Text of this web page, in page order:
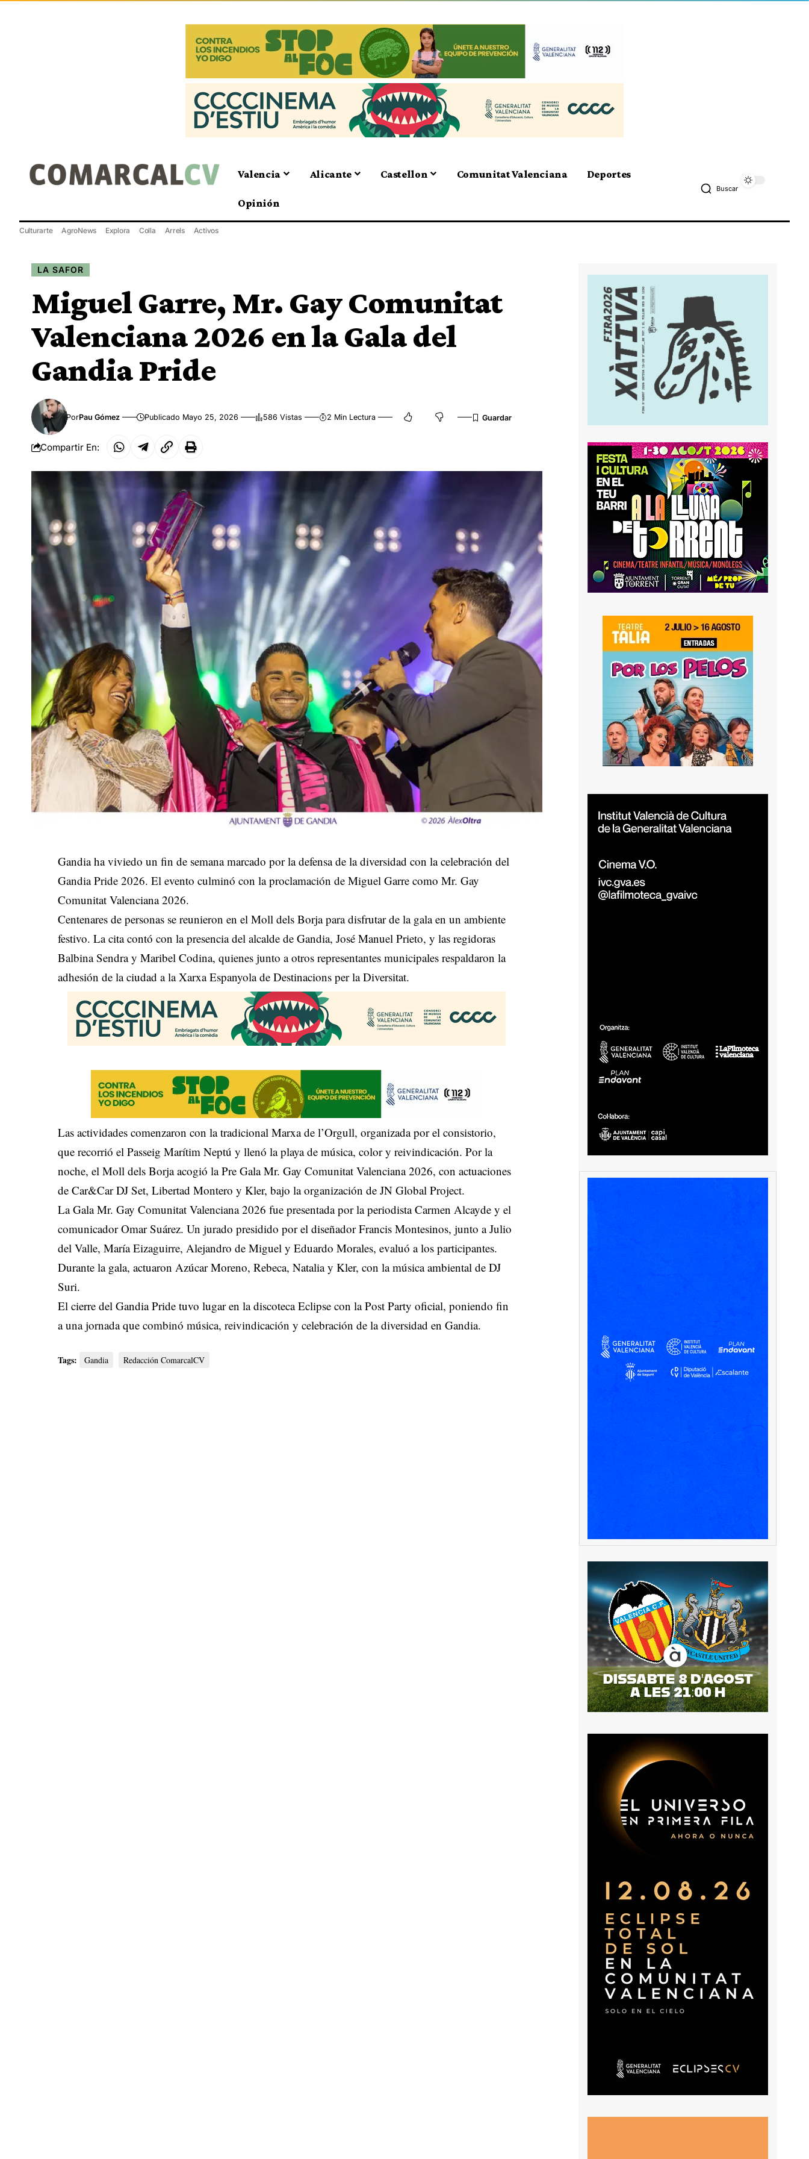
Valencia Alicante Castellon Comunitat Valenciana Deportes
Opinión
Buscar
Culturarte AgroNews Explora Colla Arrels Activos
LA SAFOR
Miguel Garre, Mr. Gay Comunitat
Valenciana 2026 en la Gala del
Gandia Pride
PorPau Gómez Publicado Mayo 25, 2026 586 Vistas 2 Min Lectura
Compartir En:
Gandia ha viviedo un fin de semana marcado por la defensa de la diversidad con la celebración del
Gandia Pride 2026. El evento culminó con la proclamación de Miguel Garre como Mr. Gay
Comunitat Valenciana 2026.
Centenares de personas se reunieron en el Moll dels Borja para disfrutar de la gala en un ambiente
festivo. La cita contó con la presencia del alcalde de Gandia, José Manuel Prieto, y las regidoras
Balbina Sendra y Maribel Codina, quienes junto a otros representantes municipales respaldaron la
adhesión de la ciudad a la Xarxa Espanyola de Destinacions per la Diversitat.
Las actividades comenzaron con la tradicional Marxa de l’Orgull, organizada por el consistorio,
que recorrió el Passeig Marítim Neptú y llenó la playa de música, color y reivindicación. Por la
noche, el Moll dels Borja acogió la Pre Gala Mr. Gay Comunitat Valenciana 2026, con actuaciones
de Car&Car DJ Set, Libertad Montero y Kler, bajo la organización de JN Global Project.
La Gala Mr. Gay Comunitat Valenciana 2026 fue presentada por la periodista Carmen Alcayde y el
comunicador Omar Suárez. Un jurado presidido por el diseñador Francis Montesinos, junto a Julio
del Valle, María Eizaguirre, Alejandro de Miguel y Eduardo Morales, evaluó a los participantes.
Durante la gala, actuaron Azúcar Moreno, Rebeca, Natalia y Kler, con la música ambiental de DJ
Suri.
El cierre del Gandia Pride tuvo lugar en la discoteca Eclipse con la Post Party oficial, poniendo fin
a una jornada que combinó música, reivindicación y celebración de la diversidad en Gandia.
Tags: Gandia Redacción ComarcalCV